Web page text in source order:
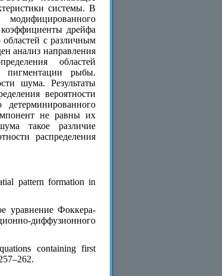
системы. В
дрейфа
с различным
анализ направления
областей
пигментации рыбы.
шума. Результаты
вероятности
детерминированного
не равны их
такое различие
распределения
pattern formation in
уравнение Фоккера-
диффузионного
containing first